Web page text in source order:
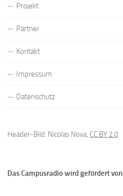
Projekt
Partner
Kontakt
Impressum
Datenschutz
Header-Bild: Nicolas Nova, CC BY 2.0
Das Campusradio wird gefördert von